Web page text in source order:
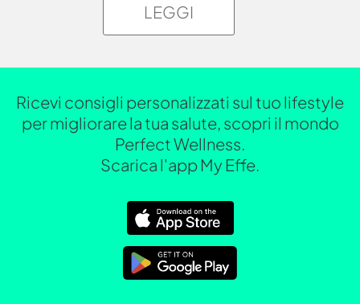
LEGGI
Ricevi consigli personalizzati sul tuo lifestyle
per migliorare la tua salute, scopri il mondo
Perfect Wellness.
Scarica l'app My Effe.